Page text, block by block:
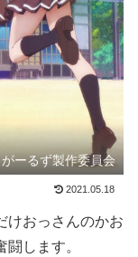
ーるず製作委員会
2021.05.18
けおっさんのかお
します。